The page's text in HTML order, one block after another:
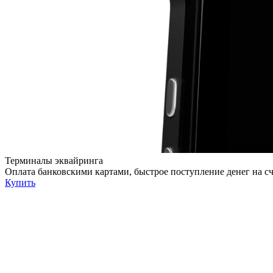
Терминалы эквайринга
Оплата банковскими картами, быстрое поступление денег на
Купить